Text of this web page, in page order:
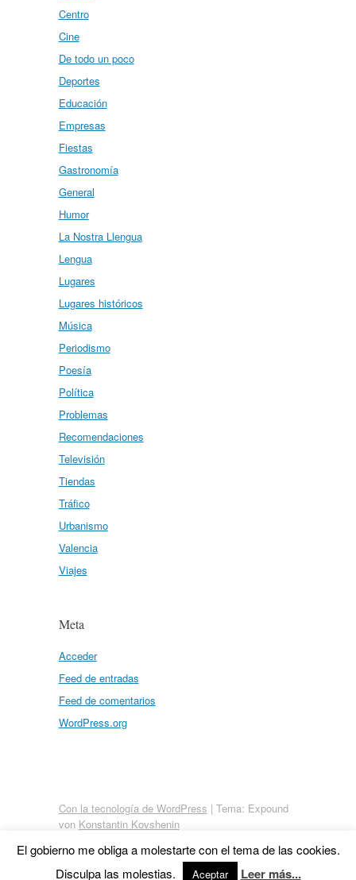
Centro
Cine
De todo un poco
Deportes
Educación
Empresas
Fiestas
Gastronomía
General
Humor
La Nostra Llengua
Lengua
Lugares
Lugares históricos
Música
Periodismo
Poesía
Política
Problemas
Recomendaciones
Televisión
Tiendas
Tráfico
Urbanismo
Valencia
Viajes
Meta
Acceder
Feed de entradas
Feed de comentarios
WordPress.org
Con la tecnología de WordPress | Tema: Expound
von Konstantin Kovshenin
El gobierno me obliga a molestarte con el tema de las cookies.
Disculpa las molestias.
Aceptar Leer más...